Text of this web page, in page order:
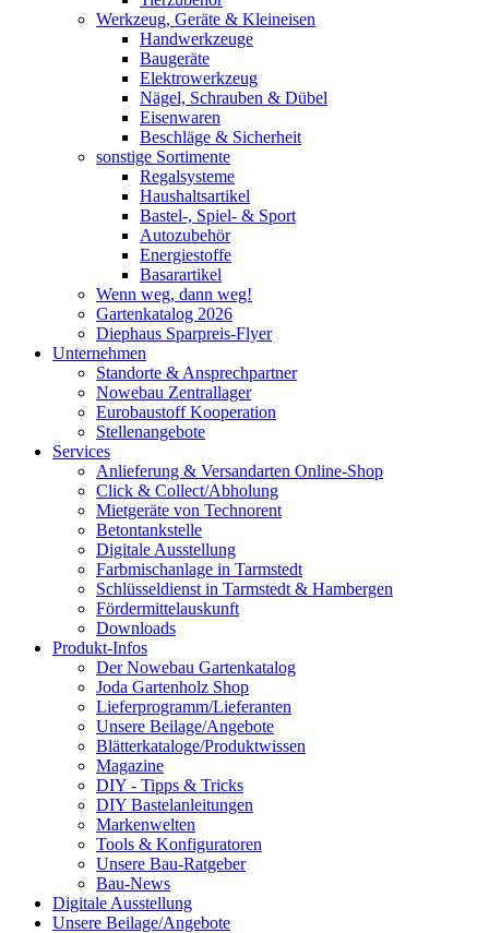
Werkzeug, Geräte & Kleineisen
Handwerkzeuge
Baugeräte
Elektrowerkzeug
Nägel, Schrauben & Dübel
Eisenwaren
Beschläge & Sicherheit
sonstige Sortimente
Regalsysteme
Haushaltsartikel
Bastel-, Spiel- & Sport
Autozubehör
Energiestoffe
Basarartikel
Wenn weg, dann weg!
Gartenkatalog 2026
Diephaus Sparpreis-Flyer
Unternehmen
Standorte & Ansprechpartner
Nowebau Zentrallager
Eurobaustoff Kooperation
Stellenangebote
Services
Anlieferung & Versandarten Online-Shop
Click & Collect/Abholung
Mietgeräte von Technorent
Betontankstelle
Digitale Ausstellung
Farbmischanlage in Tarmstedt
Schlüsseldienst in Tarmstedt & Hambergen
Fördermittelauskunft
Downloads
Produkt-Infos
Der Nowebau Gartenkatalog
Joda Gartenholz Shop
Lieferprogramm/Lieferanten
Unsere Beilage/Angebote
Blätterkataloge/Produktwissen
Magazine
DIY - Tipps & Tricks
DIY Bastelanleitungen
Markenwelten
Tools & Konfiguratoren
Unsere Bau-Ratgeber
Bau-News
Digitale Ausstellung
Unsere Beilage/Angebote